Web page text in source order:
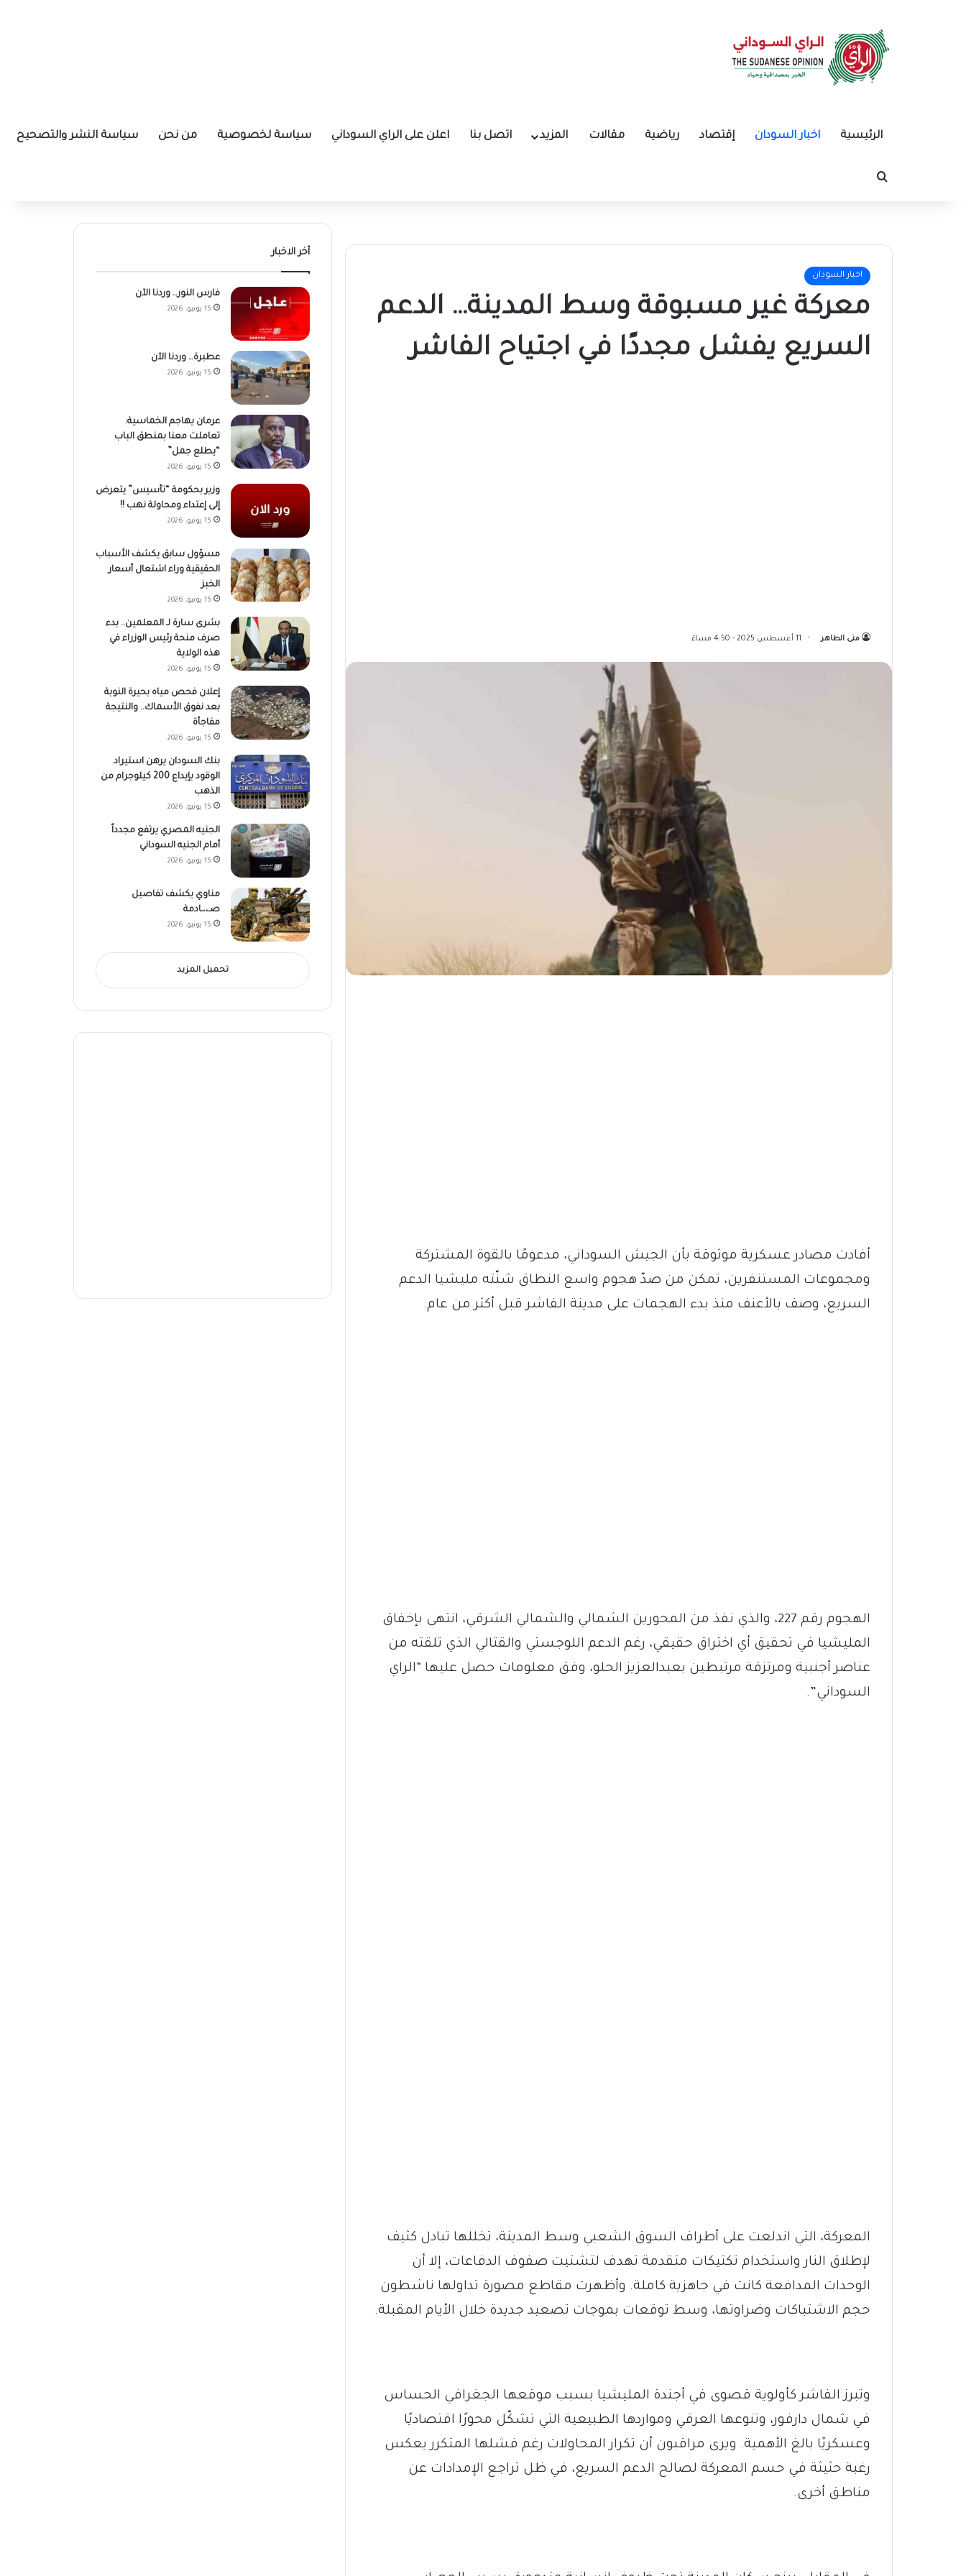
الرئيسية اخبار السودان إقتصاد رياضية مقالات المزيد اتصل بنا اعلن على الراي السوداني سياسة لخصوصية من نحن سياسة النشر والتصحيح
بحث عن
اخبار السودان
معركة غير مسبوقة وسط المدينة… الدعم
السريع يفشل مجددًا في اجتياح الفاشر
منى الطاهر 11 أغسطس 2025 - 4:50 مساءً
أفادت مصادر عسكرية موثوقة بأن الجيش السوداني، مدعومًا بالقوة المشتركة
ومجموعات المستنفرين، تمكن من صدّ هجوم واسع النطاق شنّته مليشيا الدعم
السريع، وصف بالأعنف منذ بدء الهجمات على مدينة الفاشر قبل أكثر من عام.
الهجوم رقم 227، والذي نفذ من المحورين الشمالي والشمالي الشرقي، انتهى بإخفاق
المليشيا في تحقيق أي اختراق حقيقي، رغم الدعم اللوجستي والقتالي الذي تلقته من
عناصر أجنبية ومرتزقة مرتبطين بعبدالعزيز الحلو، وفق معلومات حصل عليها “الراي
السوداني”.
المعركة، التي اندلعت على أطراف السوق الشعبي وسط المدينة، تخللها تبادل كثيف
لإطلاق النار واستخدام تكتيكات متقدمة تهدف لتشتيت صفوف الدفاعات، إلا أن
الوحدات المدافعة كانت في جاهزية كاملة. وأظهرت مقاطع مصورة تداولها ناشطون
حجم الاشتباكات وضراوتها، وسط توقعات بموجات تصعيد جديدة خلال الأيام المقبلة.
وتبرز الفاشر كأولوية قصوى في أجندة المليشيا بسبب موقعها الجغرافي الحساس
في شمال دارفور، وتنوعها العرقي ومواردها الطبيعية التي تشكّل محورًا اقتصاديًا
وعسكريًا بالغ الأهمية. ويرى مراقبون أن تكرار المحاولات رغم فشلها المتكرر يعكس
رغبة حثيثة في حسم المعركة لصالح الدعم السريع، في ظل تراجع الإمدادات عن
مناطق أخرى.
أخر الاخبار
فارس النور… وردنا الآن
15 يونيو، 2026
عطبرة… وردنا الآن
15 يونيو، 2026
عرمان يهاجم الخماسية:
تعاملت معنا بمنطق الباب
“يطلع جمل”
15 يونيو، 2026
وزير بحكومة “تأسيس” يتعرض
إلى إعتداء ومحاولة نهب !!
15 يونيو، 2026
مسؤول سابق يكشف الأسباب
الحقيقية وراء اشتعال أسعار
الخبز
15 يونيو، 2026
بشرى سارة لـ المعلمين.. بدء
صرف منحة رئيس الوزراء في
هذه الولاية
15 يونيو، 2026
إعلان فحص مياه بحيرة النوبة
بعد نفوق الأسماك.. والنتيجة
مفاجأة
15 يونيو، 2026
بنك السودان يرهن استيراد
الوقود بإيداع 200 كيلوجرام من
الذهب
15 يونيو، 2026
الجنيه المصري يرتفع مجدداً
أمام الجنيه السوداني
15 يونيو، 2026
مناوي يكشف تفاصيل
صـ،،ـادمة
15 يونيو، 2026
تحميل المزيد